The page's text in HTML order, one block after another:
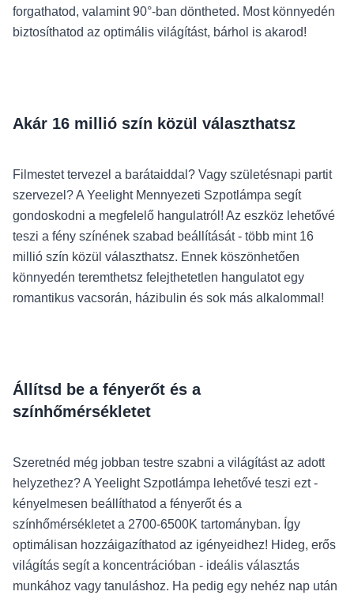
forgathatod, valamint 90°-ban döntheted. Most könnyedén
biztosíthatod az optimális világítást, bárhol is akarod!
Akár 16 millió szín közül választhatsz
Filmestet tervezel a barátaiddal? Vagy születésnapi partit
szervezel? A Yeelight Mennyezeti Szpotlámpa segít
gondoskodni a megfelelő hangulatról! Az eszköz lehetővé
teszi a fény színének szabad beállítását - több mint 16
millió szín közül választhatsz. Ennek köszönhetően
könnyedén teremthetsz felejthetetlen hangulatot egy
romantikus vacsorán, házibulin és sok más alkalommal!
Állítsd be a fényerőt és a
színhőmérsékletet
Szeretnéd még jobban testre szabni a világítást az adott
helyzethez? A Yeelight Szpotlámpa lehetővé teszi ezt -
kényelmesen beállíthatod a fényerőt és a
színhőmérsékletet a 2700-6500K tartományban. Így
optimálisan hozzáigazíthatod az igényeidhez! Hideg, erős
világítás segít a koncentrációban - ideális választás
munkához vagy tanuláshoz. Ha pedig egy nehéz nap után